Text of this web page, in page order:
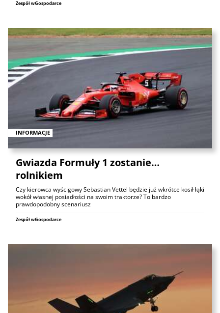
Zespół wGospodarce
INFORMACJE
Gwiazda Formuły 1 zostanie…
rolnikiem
Czy kierowca wyścigowy Sebastian Vettel będzie już wkrótce kosił łąki
wokół własnej posiadłości na swoim traktorze? To bardzo
prawdopodobny scenariusz
Zespół wGospodarce